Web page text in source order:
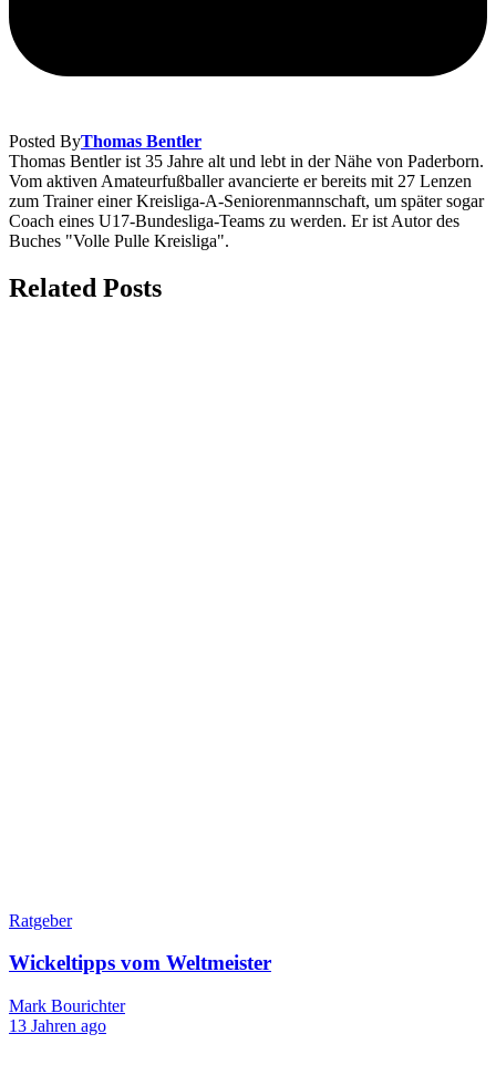
Posted ByThomas Bentler
Thomas Bentler ist 35 Jahre alt und lebt in der Nähe von Paderborn.
Vom aktiven Amateurfußballer avancierte er bereits mit 27 Lenzen
zum Trainer einer Kreisliga-A-Seniorenmannschaft, um später sogar
Coach eines U17-Bundesliga-Teams zu werden. Er ist Autor des
Buches "Volle Pulle Kreisliga".
Related Posts
Ratgeber
Wickeltipps vom Weltmeister
Mark Bourichter
13 Jahren ago